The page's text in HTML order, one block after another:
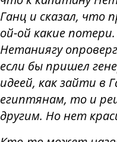
Ганц и сказал, что
ой-ой какие
Нетаниягу
если бы пришел
идеей, как зайти в
египтянам, то и
другим. Но нет